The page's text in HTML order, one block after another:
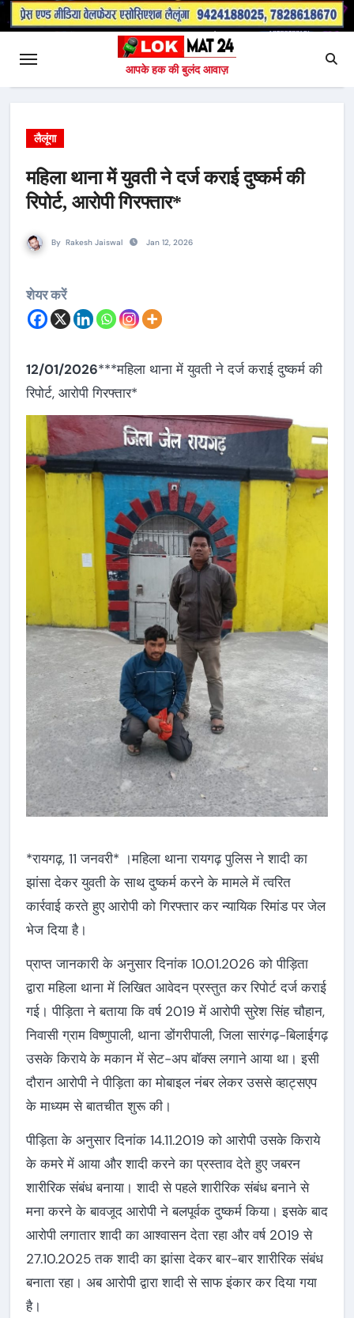
आपके हक की बुलंद आवाज़
लैलूंगा
महिला थाना में युवती ने दर्ज कराई दुष्कर्म की
रिपोर्ट, आरोपी गिरफ्तार*
By Rakesh Jaiswal Jan 12, 2026
शेयर करें
12/01/2026***महिला थाना में युवती ने दर्ज कराई दुष्कर्म की
रिपोर्ट, आरोपी गिरफ्तार*
*रायगढ़, 11 जनवरी* ।महिला थाना रायगढ़ पुलिस ने शादी का
झांसा देकर युवती के साथ दुष्कर्म करने के मामले में त्वरित
कार्रवाई करते हुए आरोपी को गिरफ्तार कर न्यायिक रिमांड पर जेल
भेज दिया है।
प्राप्त जानकारी के अनुसार दिनांक 10.01.2026 को पीड़िता
द्वारा महिला थाना में लिखित आवेदन प्रस्तुत कर रिपोर्ट दर्ज कराई
गई। पीड़िता ने बताया कि वर्ष 2019 में आरोपी सुरेश सिंह चौहान,
निवासी ग्राम विष्णुपाली, थाना डोंगरीपाली, जिला सारंगढ़-बिलाईगढ़
उसके किराये के मकान में सेट-अप बॉक्स लगाने आया था। इसी
दौरान आरोपी ने पीड़िता का मोबाइल नंबर लेकर उससे व्हाट्सएप
के माध्यम से बातचीत शुरू की।
पीड़िता के अनुसार दिनांक 14.11.2019 को आरोपी उसके किराये
के कमरे में आया और शादी करने का प्रस्ताव देते हुए जबरन
शारीरिक संबंध बनाया। शादी से पहले शारीरिक संबंध बनाने से
मना करने के बावजूद आरोपी ने बलपूर्वक दुष्कर्म किया। इसके बाद
आरोपी लगातार शादी का आश्वासन देता रहा और वर्ष 2019 से
27.10.2025 तक शादी का झांसा देकर बार-बार शारीरिक संबंध
बनाता रहा। अब आरोपी द्वारा शादी से साफ इंकार कर दिया गया
है।